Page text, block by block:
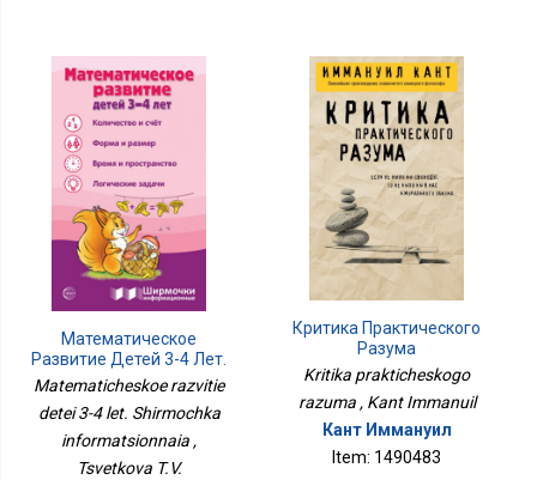
Математическое
Развитие Детей 3-4 Лет.
Ширмочка
Matematicheskoe razvitie
detei 3-4 let. Shirmochka
informatsionnaia ,
Tsvetkova T.V.
Критика Практического
Разума
Kritika prakticheskogo
razuma , Kant Immanuil
Кант Иммануил
Item: 1490483